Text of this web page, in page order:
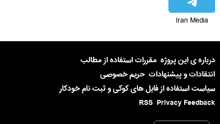
Iran Media
درباره ی این پروژه مقررات استفاده از مطالب
انتقادات و پیشنهادات حریم خصوصی
سیاست استفاده از فایل های کوکی و ثبت نام خودکار
Privacy Feedback
RSS